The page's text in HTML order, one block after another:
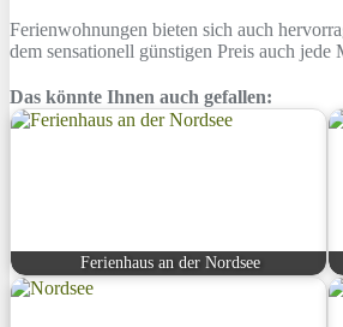
Ferienwohnungen bieten sich auch
dem sensationell günstigen Preis auch jede
Das könnte Ihnen auch gefallen:
Ferienhaus an der Nordsee